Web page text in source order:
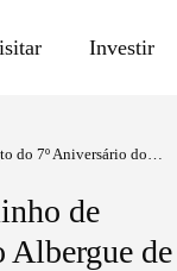
Investir
do 7º Aniversário do
de
Albergue de